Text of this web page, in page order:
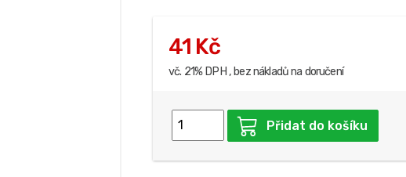
41 Kč
vč. 21% DPH , bez nákladů na doručení
Přidat do košíku